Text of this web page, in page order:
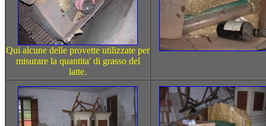
Qui alcune delle provette utilizzate per
misurare la quantita' di grasso del
latte.